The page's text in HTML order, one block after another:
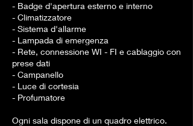
- Badge d'apertura esterno e interno
- Climatizzatore
- Sistema d'allarme
- Lampada di emergenza
- Rete, connessione WI - FI e cablaggio con
prese dati
- Campanello
- Luce di cortesia
- Profumatore
Ogni sala dispone di un quadro elettrico.